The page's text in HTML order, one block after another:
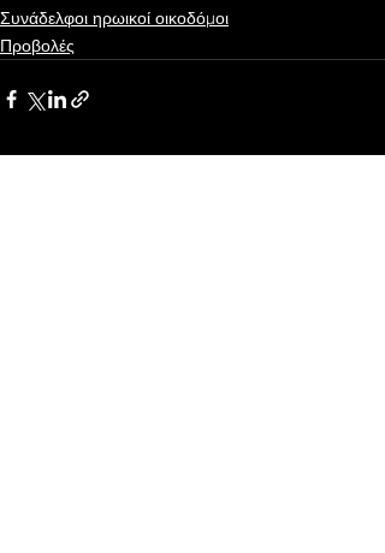
Συνάδελφοι ηρωικοί οικοδόμοι
Προβολές